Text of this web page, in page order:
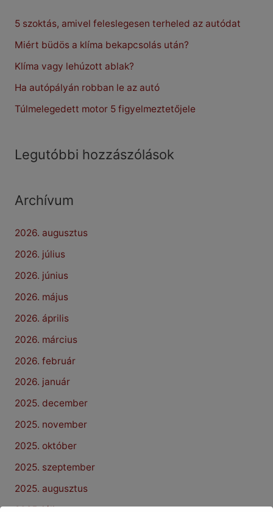
h
f
o
r
5 szoktás, amivel feleslegesen terheled az autódat
Miért büdös a klíma bekapcsolás után?
Klíma vagy lehúzott ablak?
Ha autópályán robban le az autó
Túlmelegedett motor 5 figyelmeztetőjele
Legutóbbi hozzászólások
Archívum
2026. augusztus
2026. július
2026. június
2026. május
2026. április
2026. március
2026. február
2026. január
2025. december
2025. november
2025. október
2025. szeptember
2025. augusztus
2025. július